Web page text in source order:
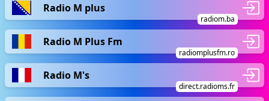
Radio M plus
radiom.ba
Radio M Plus Fm
radiomplusfm.ro
Radio M's
direct.radioms.fr